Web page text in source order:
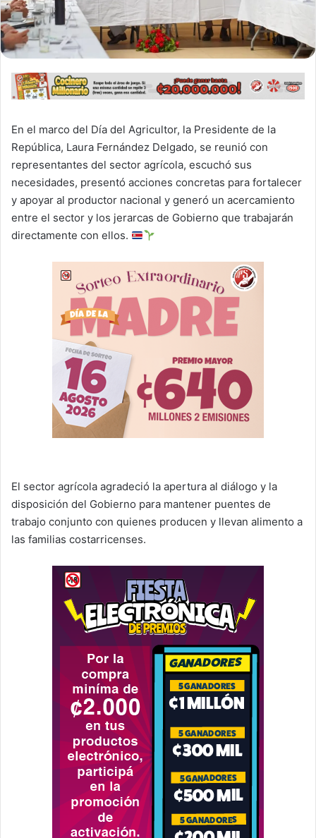
En el marco del Día del Agricultor, la Presidente de la
República, Laura Fernández Delgado, se reunió con
representantes del sector agrícola, escuchó sus
necesidades, presentó acciones concretas para fortalecer
y apoyar al productor nacional y generó un acercamiento
entre el sector y los jerarcas de Gobierno que trabajarán
directamente con ellos.
El sector agrícola agradeció la apertura al diálogo y la
disposición del Gobierno para mantener puentes de
trabajo conjunto con quienes producen y llevan alimento a
las familias costarricenses.